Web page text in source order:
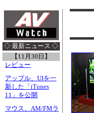
◇ 最新ニュース ◇
【11月30日】
レビュー
アップル、UIを一
新した「iTunes
11」を公開
マウス、AM/FMラ